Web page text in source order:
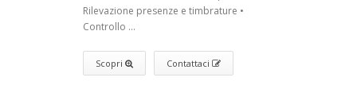
Rilevazione presenze e timbrature •
Controllo ...
Scopri Contattaci